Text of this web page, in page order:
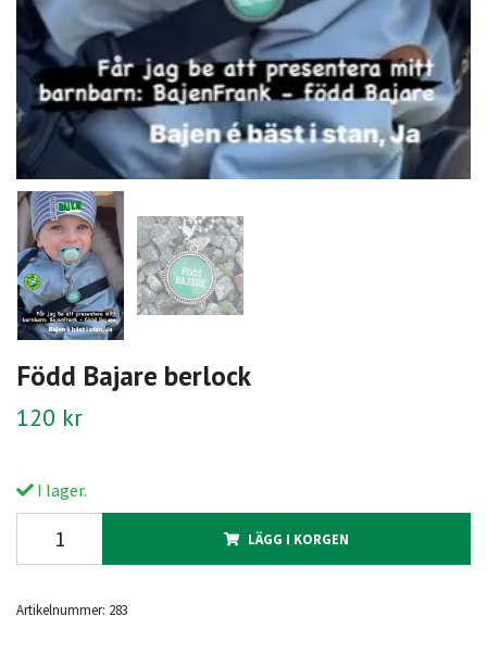
Född Bajare berlock
120 kr
I lager.
LÄGG I KORGEN
Artikelnummer: 283